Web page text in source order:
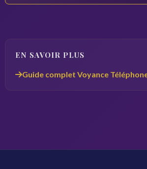
EN SAVOIR PLUS
Guide complet Voyance